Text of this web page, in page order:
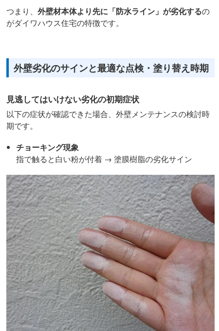
つまり、外壁材本体より先に「防水ライン」が劣化するの
がダイワハウス住宅の特徴です。
外壁劣化のサインと最適な点検・塗り替え時期
見逃してはいけない劣化の初期症状
以下の症状が確認できた場合、外壁メンテナンスの検討時
期です。
チョーキング現象
指で触ると白い粉が付着 → 塗膜樹脂の劣化サイン